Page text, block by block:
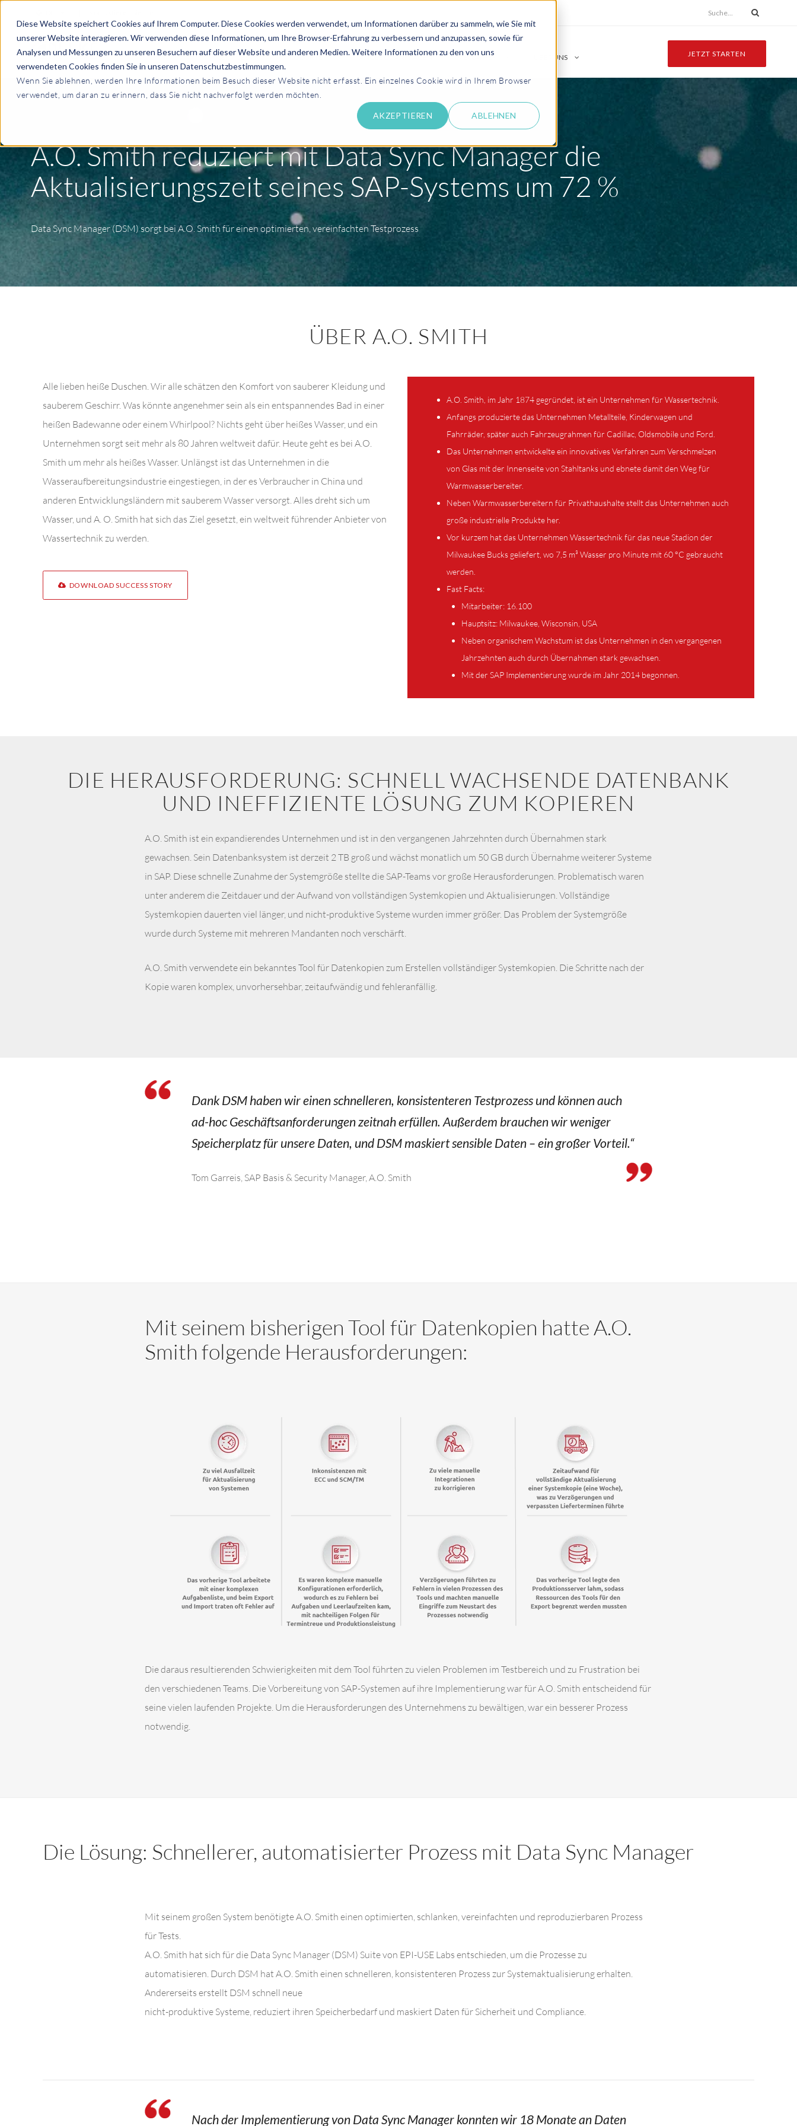
Diese Website speichert Cookies auf Ihrem Computer. Diese Cookies werden verwendet, um Informationen darüber zu sammeln, wie Sie mit
unserer Website interagieren. Wir verwenden diese Informationen, um Ihre Browser-Erfahrung zu verbessern und anzupassen, sowie für
Analysen und Messungen zu unseren Besuchern auf dieser Website und anderen Medien. Weitere Informationen zu den von uns
verwendeten Cookies finden Sie in unseren Datenschutzbestimmungen.
Wenn Sie ablehnen, werden Ihre Informationen beim Besuch dieser Website nicht erfasst. Ein einzelnes Cookie wird in Ihrem Browser
verwendet, um daran zu erinnern, dass Sie nicht nachverfolgt werden möchten.
AKZEPTIEREN ABLEHNEN
SERVICES PRODUKTE ANGEBOT ANFRAGEN MEDIATHEK ÜBER UNS JETZT STARTEN
A.O. Smith reduziert mit Data Sync Manager die
Aktualisierungszeit seines SAP-Systems um 72 %
Data Sync Manager (DSM) sorgt bei A.O. Smith für einen optimierten, vereinfachten Testprozess
ÜBER A.O. SMITH
Alle lieben heiße Duschen. Wir alle schätzen den Komfort von sauberer Kleidung und
sauberem Geschirr. Was könnte angenehmer sein als ein entspannendes Bad in einer
heißen Badewanne oder einem Whirlpool? Nichts geht über heißes Wasser, und ein
Unternehmen sorgt seit mehr als 80 Jahren weltweit dafür. Heute geht es bei A.O.
Smith um mehr als heißes Wasser. Unlängst ist das Unternehmen in die
Wasseraufbereitungsindustrie eingestiegen, in der es Verbraucher in China und
anderen Entwicklungsländern mit sauberem Wasser versorgt. Alles dreht sich um
Wasser, und A. O. Smith hat sich das Ziel gesetzt, ein weltweit führender Anbieter von
Wassertechnik zu werden.
DOWNLOAD SUCCESS STORY
A.O. Smith, im Jahr 1874 gegründet, ist ein Unternehmen für Wassertechnik.
Anfangs produzierte das Unternehmen Metallteile, Kinderwagen und
Fahrräder, später auch Fahrzeugrahmen für Cadillac, Oldsmobile und Ford.
Das Unternehmen entwickelte ein innovatives Verfahren zum Verschmelzen
von Glas mit der Innenseite von Stahltanks und ebnete damit den Weg für
Warmwasserbereiter.
Neben Warmwasserbereitern für Privathaushalte stellt das Unternehmen auch
große industrielle Produkte her.
Vor kurzem hat das Unternehmen Wassertechnik für das neue Stadion der
Milwaukee Bucks geliefert, wo 7,5 m³ Wasser pro Minute mit 60 °C gebraucht
werden.
Fast Facts:
Mitarbeiter: 16.100
Hauptsitz: Milwaukee, Wisconsin, USA
Neben organischem Wachstum ist das Unternehmen in den vergangenen
Jahrzehnten auch durch Übernahmen stark gewachsen.
Mit der SAP Implementierung wurde im Jahr 2014 begonnen.
DIE HERAUSFORDERUNG: SCHNELL WACHSENDE DATENBANK
UND INEFFIZIENTE LÖSUNG ZUM KOPIEREN
A.O. Smith ist ein expandierendes Unternehmen und ist in den vergangenen Jahrzehnten durch Übernahmen stark
gewachsen. Sein Datenbanksystem ist derzeit 2 TB groß und wächst monatlich um 50 GB durch Übernahme weiterer Systeme
in SAP. Diese schnelle Zunahme der Systemgröße stellte die SAP-Teams vor große Herausforderungen. Problematisch waren
unter anderem die Zeitdauer und der Aufwand von vollständigen Systemkopien und Aktualisierungen. Vollständige
Systemkopien dauerten viel länger, und nicht-produktive Systeme wurden immer größer. Das Problem der Systemgröße
wurde durch Systeme mit mehreren Mandanten noch verschärft.
A.O. Smith verwendete ein bekanntes Tool für Datenkopien zum Erstellen vollständiger Systemkopien. Die Schritte nach der
Kopie waren komplex, unvorhersehbar, zeitaufwändig und fehleranfällig.
Dank DSM haben wir einen schnelleren, konsistenteren Testprozess und können auch
ad-hoc Geschäftsanforderungen zeitnah erfüllen. Außerdem brauchen wir weniger
Speicherplatz für unsere Daten, und DSM maskiert sensible Daten – ein großer Vorteil.“
Tom Garreis, SAP Basis & Security Manager, A.O. Smith
Mit seinem bisherigen Tool für Datenkopien hatte A.O.
Smith folgende Herausforderungen:
Die daraus resultierenden Schwierigkeiten mit dem Tool führten zu vielen Problemen im Testbereich und zu Frustration bei
den verschiedenen Teams. Die Vorbereitung von SAP-Systemen auf ihre Implementierung war für A.O. Smith entscheidend für
seine vielen laufenden Projekte. Um die Herausforderungen des Unternehmens zu bewältigen, war ein besserer Prozess
notwendig.
Die Lösung: Schnellerer, automatisierter Prozess mit Data Sync Manager
Mit seinem großen System benötigte A.O. Smith einen optimierten, schlanken, vereinfachten und reproduzierbaren Prozess
für Tests.
A.O. Smith hat sich für die Data Sync Manager (DSM) Suite von EPI-USE Labs entschieden, um die Prozesse zu
automatisieren. Durch DSM hat A.O. Smith einen schnelleren, konsistenteren Prozess zur Systemaktualisierung erhalten.
Andererseits erstellt DSM schnell neue
nicht-produktive Systeme, reduziert ihren Speicherbedarf und maskiert Daten für Sicherheit und Compliance.
Nach der Implementierung von Data Sync Manager konnten wir 18 Monate an Daten